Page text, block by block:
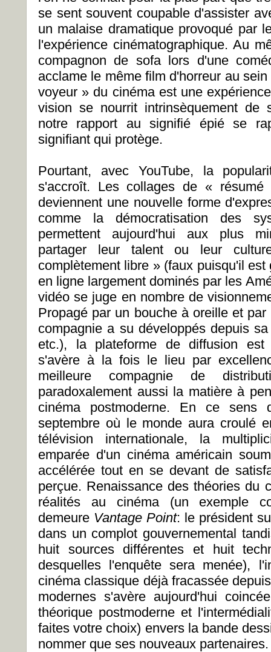
se sent souvent coupable d'assister
un malaise dramatique provoqué par
l'expérience cinématographique. Au
compagnon de sofa lors d'une
acclame le même film d'horreur au
voyeur » du cinéma est une
vision se nourrit intrinsèquement de
notre rapport au signifié épié se
signifiant qui protège.
Pourtant, avec YouTube, la
s'accroît. Les collages de «
deviennent une nouvelle forme
comme la démocratisation des
permettent aujourd'hui aux plus
partager leur talent ou leur
complètement libre » (faux puisqu'il
en ligne largement dominés par les
vidéo se juge en nombre de
Propagé par un bouche à oreille et
compagnie a su développés depuis
etc.), la plateforme de diffusion est
s'avère à la fois le lieu par
meilleure compagnie de
paradoxalement aussi la matière à
cinéma postmoderne. En ce sens
septembre où le monde aura croulé
télévision internationale, la
emparée d'un cinéma américain
accélérée tout en se devant de
perçue. Renaissance des théories du
réalités au cinéma (un exemple
demeure Vantage Point: le président
dans un complot gouvernemental
huit sources différentes et huit
desquelles l'enquête sera menée),
cinéma classique déjà fracassée
modernes s'avère aujourd'hui
théorique postmoderne et
faites votre choix) envers la bande
nommer que ses nouveaux partenaires.